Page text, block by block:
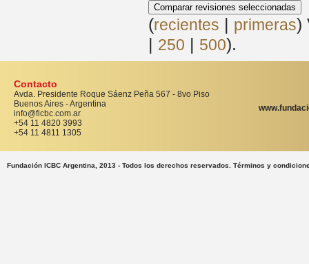
(recientes | primeras)
| 250 | 500).
Contacto
Avda. Presidente Roque Sáenz Peña 567 - 8vo Piso
Buenos Aires - Argentina
info@ficbc.com.ar
+54 11 4820 3993
+54 11 4811 1305
Fundación ICBC Argentina, 2013 - Todos los derechos reservados. Términos y